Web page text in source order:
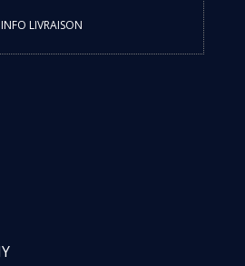
INFO LIVRAISON